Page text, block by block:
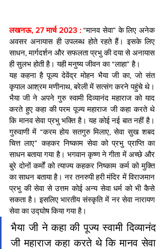
लखनऊ, 27 मार्च 2023 : “मानव सेवा” के लिए अनेक
अवसर अनायास ही उपलब्ध होते रहते हैं। इसके लिए
साधन, मार्गदर्शन और सफलता प्रभु की दया से अनायास
ही सुलभ होती है। यही मनुष्य जीवन का “लाहा” है।
यह कहना है पूज्य देवेंद्र मोहन भैया जी का, जो संत
कृपाल आश्रम मणीनाथ, बरेली में सत्संग करने पहुंचे थे।
भैया जी ने अपने गुरु स्वामी दिव्यानंद महाराज को याद
करते हुए कहा की परम पूज्य महाराज जी कहा करते थे
कि मानव सेवा प्रभु भक्ति है। यह कोई नई बात नहीं है।
गुरुवाणी में “करम होय सतगुरु मिलाए, सेवा सुख शबद
चित्त लाए” कहकर निष्काम सेवा को प्रभु प्राप्ति का
साधन बताया गया है। भगवान कृष्ण ने गीता में अच्छे और
बुरे दोनों कर्मों को त्याज्य कहकर निष्काम कर्म को मुक्ति
का साधन बताया है। नर तनरुपी हरी मंदिर में विराजमान
प्रभु की सेवा से उत्तम कोई अन्य सेवा धर्म को भी कैसे
सकता है। इसलिए भारतीय संस्कृति में नर सेवा नारायण
सेवा का उद्घोष किया गया है।
भैया जी ने कहा की पूज्य स्वामी दिव्यानंद
जी महाराज कहा करते थे कि मानव सेवा